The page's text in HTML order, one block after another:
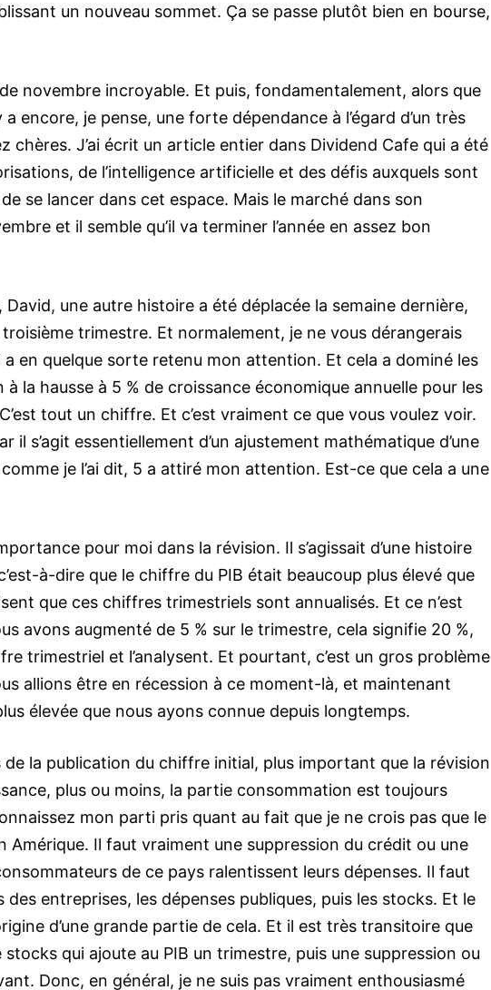
un nouveau sommet. Ça se passe plutôt bien en bourse,
novembre incroyable. Et puis, fondamentalement, alors que
encore, je pense, une forte dépendance à l’égard d’un très
chères. J’ai écrit un article entier dans Dividend Cafe qui a été
de l’intelligence artificielle et des défis auxquels sont
se lancer dans cet espace. Mais le marché dans son
et il semble qu’il va terminer l’année en assez bon
David, une autre histoire a été déplacée la semaine dernière,
trimestre. Et normalement, je ne vous dérangerais
en quelque sorte retenu mon attention. Et cela a dominé les
la hausse à 5 % de croissance économique annuelle pour les
tout un chiffre. Et c’est vraiment ce que vous voulez voir.
il s’agit essentiellement d’un ajustement mathématique d’une
je l’ai dit, 5 a attiré mon attention. Est-ce que cela a une
pour moi dans la révision. Il s’agissait d’une histoire
à-dire que le chiffre du PIB était beaucoup plus élevé que
que ces chiffres trimestriels sont annualisés. Et ce n’est
avons augmenté de 5 % sur le trimestre, cela signifie 20 %,
trimestriel et l’analysent. Et pourtant, c’est un gros problème
allions être en récession à ce moment-là, et maintenant
élevée que nous ayons connue depuis longtemps.
de la publication du chiffre initial, plus important que la révision
plus ou moins, la partie consommation est toujours
mon parti pris quant au fait que je ne crois pas que le
Amérique. Il faut vraiment une suppression du crédit ou une
de ce pays ralentissent leurs dépenses. Il faut
entreprises, les dépenses publiques, puis les stocks. Et le
d’une grande partie de cela. Et il est très transitoire que
qui ajoute au PIB un trimestre, puis une suppression ou
Donc, en général, je ne suis pas vraiment enthousiasmé